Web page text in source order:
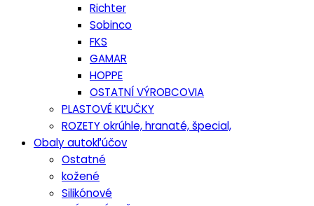
Richter
Sobinco
FKS
GAMAR
HOPPE
OSTATNÍ VÝROBCOVIA
PLASTOVÉ KĽUČKY
ROZETY okrúhle, hranaté, špecial,
Obaly autokľúčov
Ostatné
kožené
Silikónové